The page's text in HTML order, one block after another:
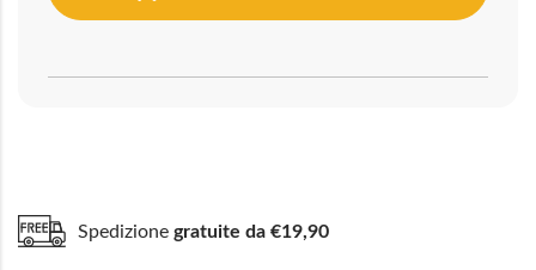
Spedizione gratuite da €19,90